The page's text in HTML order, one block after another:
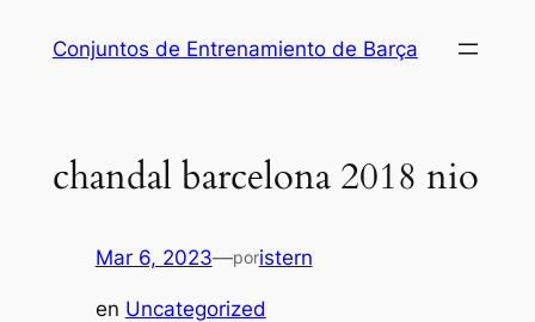
Conjuntos de Entrenamiento de Barça
chandal barcelona 2018 nio
Mar 6, 2023—poristern
en Uncategorized